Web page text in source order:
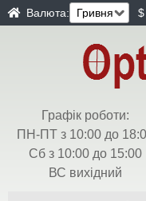
Валюта: $
Графік роботи:
ПН-ПТ з 10:00 до
Сб з 10:00 до 15:00
ВС вихідний